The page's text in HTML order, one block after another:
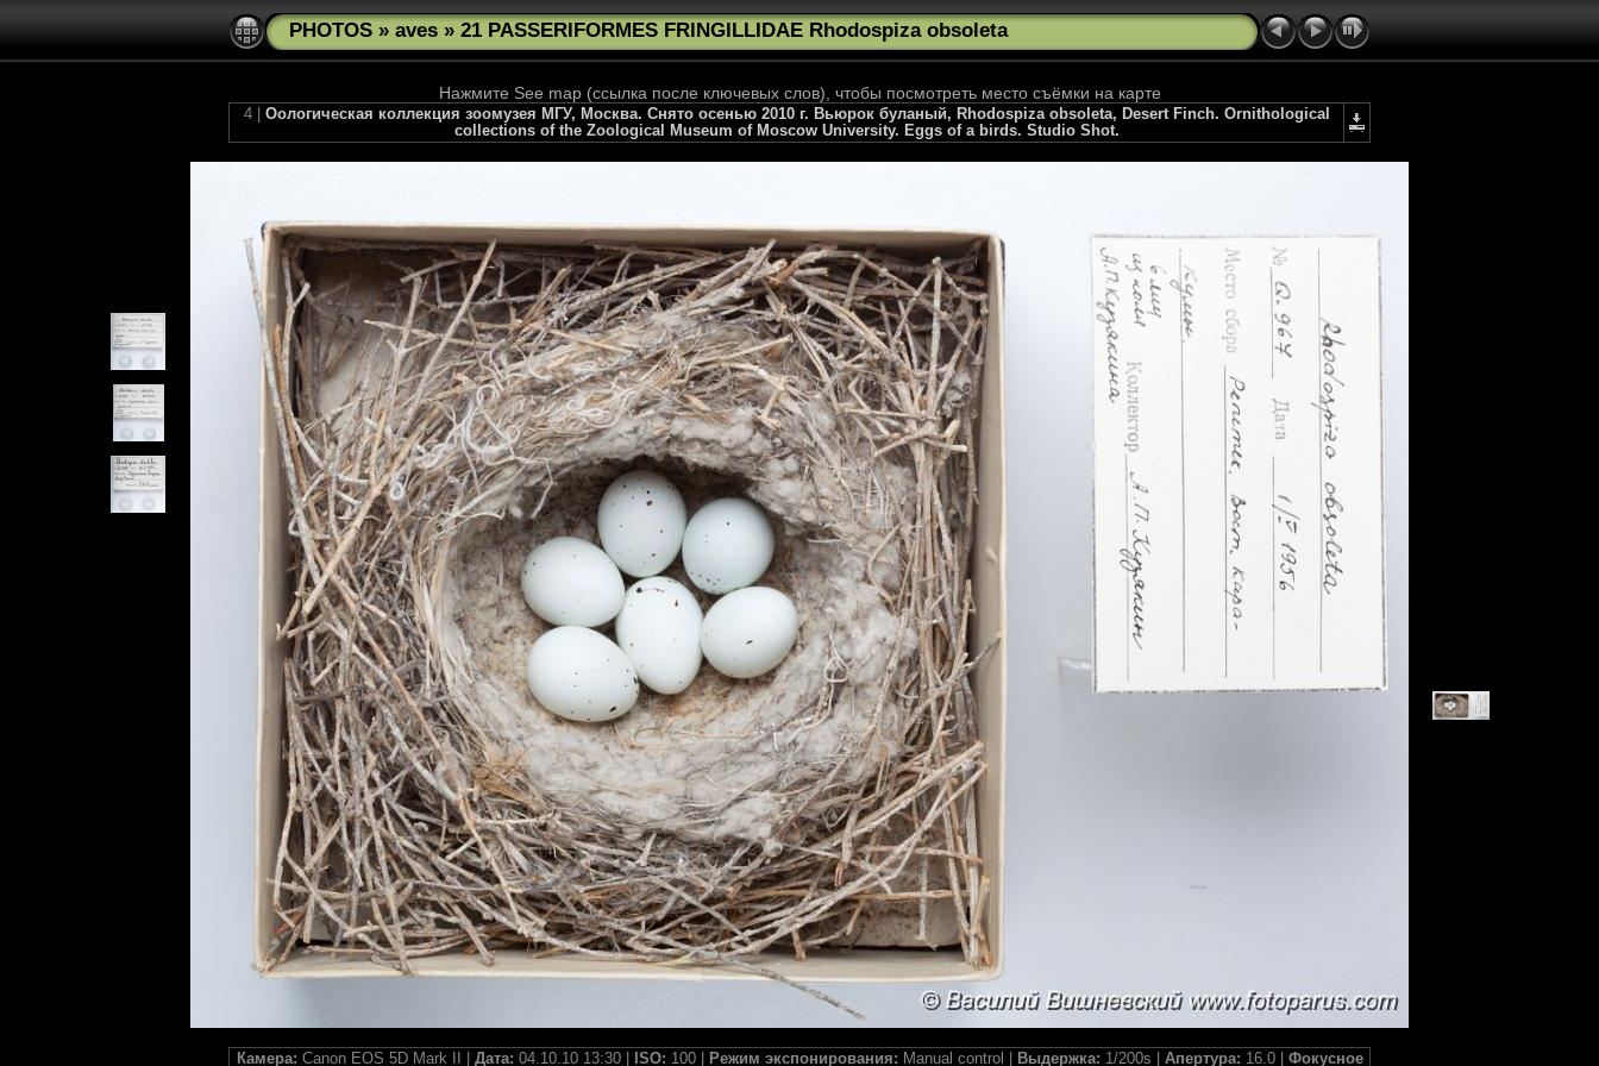
PHOTOS » aves » 21 PASSERIFORMES FRINGILLIDAE Rhodospiza obsoleta
Нажмите See map (ссылка после ключевых слов), чтобы посмотреть место съёмки на карте
4 | Оологическая коллекция зоомузея МГУ, Москва. Снято осенью 2010 г. Вьюрок буланый, Rhodospiza obsoleta, Desert Finch. Ornithological
collections of the Zoological Museum of Moscow University. Eggs of a birds. Studio Shot.
Камера: Canon EOS 5D Mark II | Дата: 04.10.10 13:30 | ISO: 100 | Режим экспонирования: Manual control | Выдержка: 1/200s | Апертура: 16.0 | Фокусное